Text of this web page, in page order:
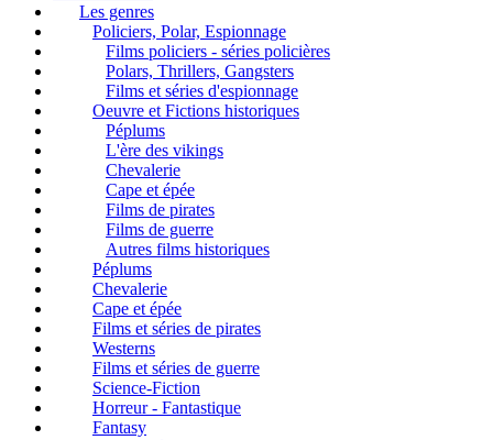
Les genres
Policiers, Polar, Espionnage
Films policiers - séries policières
Polars, Thrillers, Gangsters
Films et séries d'espionnage
Oeuvre et Fictions historiques
Péplums
L'ère des vikings
Chevalerie
Cape et épée
Films de pirates
Films de guerre
Autres films historiques
Péplums
Chevalerie
Cape et épée
Films et séries de pirates
Westerns
Films et séries de guerre
Science-Fiction
Horreur - Fantastique
Fantasy